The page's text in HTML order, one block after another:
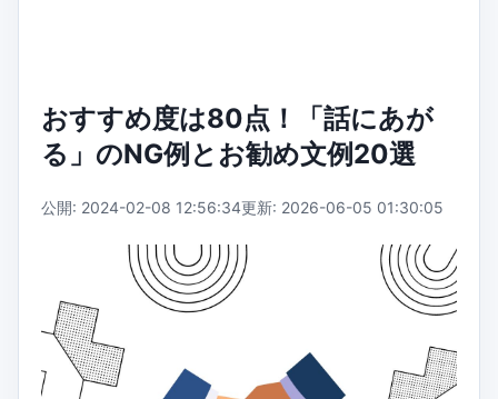
おすすめ度は80点！「話にあが
る」のNG例とお勧め文例20選
公開: 2024-02-08 12:56:34更新: 2026-06-05 01:30:05